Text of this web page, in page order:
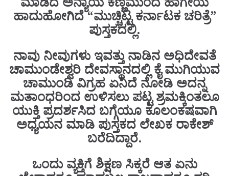
ಹಾದುಹೋಗಿದೆ “ಮುಚ್ಚಿಟ್ಟ ಕರ್ನಾಟಕ ಚರಿತ್ರೆ”
ಪುಸ್ತಕದಲ್ಲಿ.
ನಾವು ನೀವುಗಳು ಇವತ್ತು ನಾಡಿನ ಅಧಿದೇವತೆ
ಚಾಮುಂಡೇಶ್ವರಿ ದೇವಸ್ಥಾನದಲ್ಲಿ ಕೈ ಮುಗಿಯುವ
ಚಾಮುಂಡಿ ವಿಗ್ರಹ ಏನಿದೆ ನೋಡಿ ಅದನ್ನ
ಮತಾಂಧರಿಂದ ಉಳಿಸಲು ಪಟ್ಟ ಶ್ರಮಕ್ಕಿಂತಲೂ
ಯುಕ್ತಿ ಪ್ರದರ್ಶಸಿದ ಬಗ್ಗೆಯೂ ಕೂಲಂಕಷವಾಗಿ
ಅಧ್ಯಯನ ಮಾಡಿ ಪುಸ್ತಕದ ಲೇಖಕ ರಾಕೇಶ್
ಬರೆದಿದ್ದಾರೆ.
ಒಂದು ವ್ಯಕ್ತಿಗೆ ಶಿಕ್ಷಣ ಸಿಕ್ಕರೆ ಆತ ಏನು